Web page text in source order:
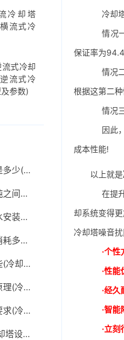
冷却塔
流式冷
式冷却
流式冷
参数)
冷却塔冷却水温正常是多少(高温冷却塔进出水温
冷却塔标准冷吨和水吨之间怎么换算(冷却水塔吨
冷却塔水管进水和回水安装方法(冷却塔供回水管
冷却塔正常使用一天消耗多少水,冷却塔每天的用
冷却塔型号规格有哪些(冷却塔选型需要哪些参数
冷却塔平衡管作用和原理(冷却塔内的平衡管是干
冷却塔对循环水质的要求(冷却塔循环水水质要求
冷却塔型号及规格,冷却塔设计选型的估算方法
冷却塔
情况一:
保证率为
情况二:
根据这第二种
情况三
因此，
成本性能!
以上就是
在提升
却系统变得
冷却塔噪音扰
·个性
·性能
·经久
·智能
·立刻